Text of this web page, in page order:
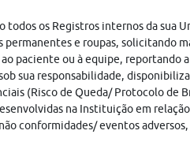
os Registros internos da sua
e roupas, solicitando
paciente ou à equipe, reportando
sua responsabilidade,
(Risco de Queda/ Protocolo de
na Instituição em
conformidades/ eventos adversos,